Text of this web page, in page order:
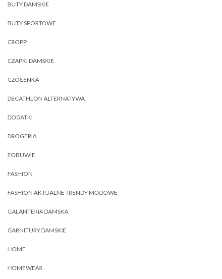
BUTY DAMSKIE
BUTY SPORTOWE
CROPP
CZAPKI DAMSKIE
CZÓŁENKA
DECATHLON ALTERNATYWA
DODATKI
DROGERIA
EOBUWIE
FASHION
FASHION AKTUALNE TRENDY MODOWE
GALANTERIA DAMSKA
GARNITURY DAMSKIE
HOME
HOMEWEAR